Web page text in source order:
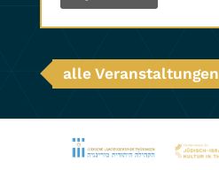
alle Veranstaltungen